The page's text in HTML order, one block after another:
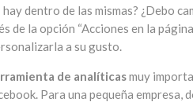
dentro de las mismas? ¿Debo
de la opción “Acciones en la
a su gusto.
de analíticasmuy
Para una pequeña